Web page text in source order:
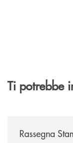
Ti potrebbe
Rassegna